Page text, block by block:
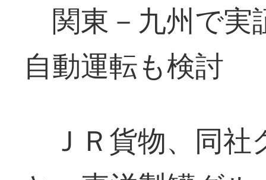
関東－九州で
自動運転も検討
ＪＲ貨物、同社